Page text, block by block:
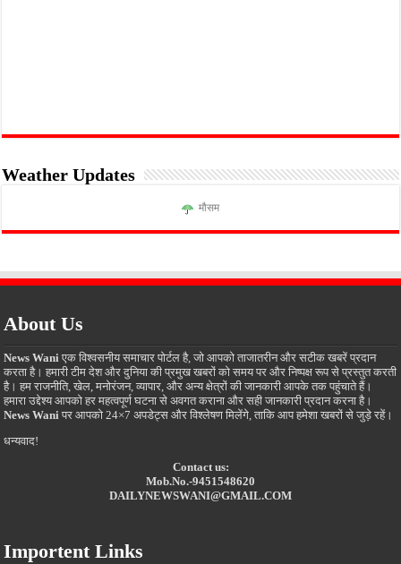
Weather Updates
मौसम
About Us
News Wani एक विश्वसनीय समाचार पोर्टल है, जो आपको ताजातरीन और सटीक खबरें प्रदान
करता है। हमारी टीम देश और दुनिया की प्रमुख खबरों को समय पर और निष्पक्ष रूप से प्रस्तुत करती
है। हम राजनीति, खेल, मनोरंजन, व्यापार, और अन्य क्षेत्रों की जानकारी आपके तक पहुंचाते हैं।
हमारा उद्देश्य आपको हर महत्वपूर्ण घटना से अवगत कराना और सही जानकारी प्रदान करना है।
News Wani पर आपको 24×7 अपडेट्स और विश्लेषण मिलेंगे, ताकि आप हमेशा खबरों से जुड़े रहें।
धन्यवाद!
Contact us:
Mob.No.-9451548620
DAILYNEWSWANI@GMAIL.COM
Importent Links